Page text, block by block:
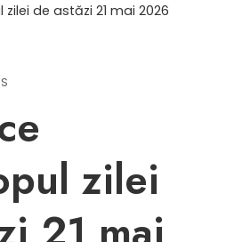
de astăzi 21 mai 2026
zilei